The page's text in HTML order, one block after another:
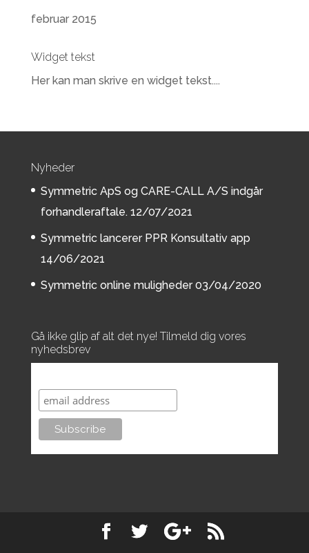
februar 2015
Widget tekst
Her kan man skrive en widget tekst....
Nyheder
Symmetric ApS og CARE-CALL A/S indgår
forhandleraftale. 12/07/2021
Symmetric lancerer PPR Konsultativ app
14/06/2021
Symmetric online muligheder 03/04/2020
Gå ikke glip af alt det nye! Tilmeld dig vores
nyhedsbrev